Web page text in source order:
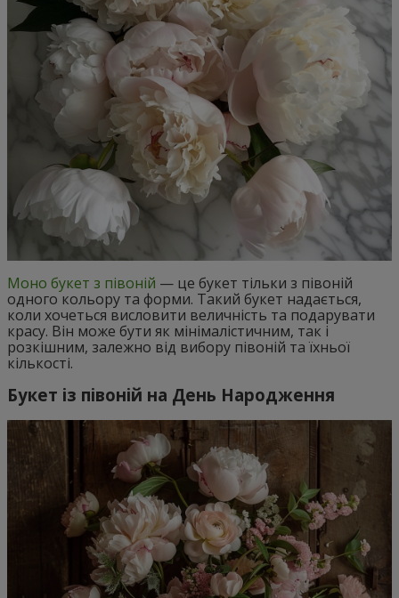
Моно букет з півоній — це букет тільки з півоній
одного кольору та форми. Такий букет надається,
коли хочеться висловити величність та подарувати
красу. Він може бути як мінімалістичним, так і
розкішним, залежно від вибору півоній та їхньої
кількості.
Букет із півоній на День Народження